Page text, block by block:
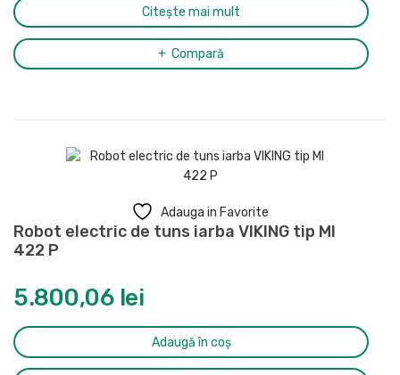
Citește mai mult
Compară
Adauga in Favorite
Robot electric de tuns iarba VIKING tip MI
422 P
5.800,06 lei
Adaugă în coș